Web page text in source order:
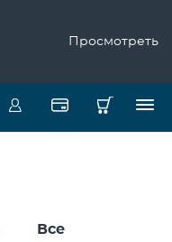
Просмотреть
Все